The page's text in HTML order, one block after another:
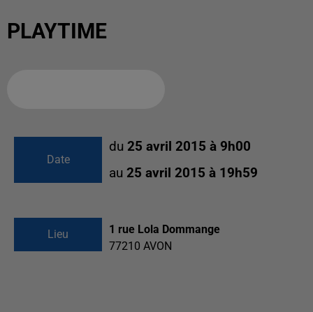
PLAYTIME
Date
du 25 avril 2015 à 9h00
au 25 avril 2015 à 19h59
Lieu
1 rue Lola Dommange
77210 AVON